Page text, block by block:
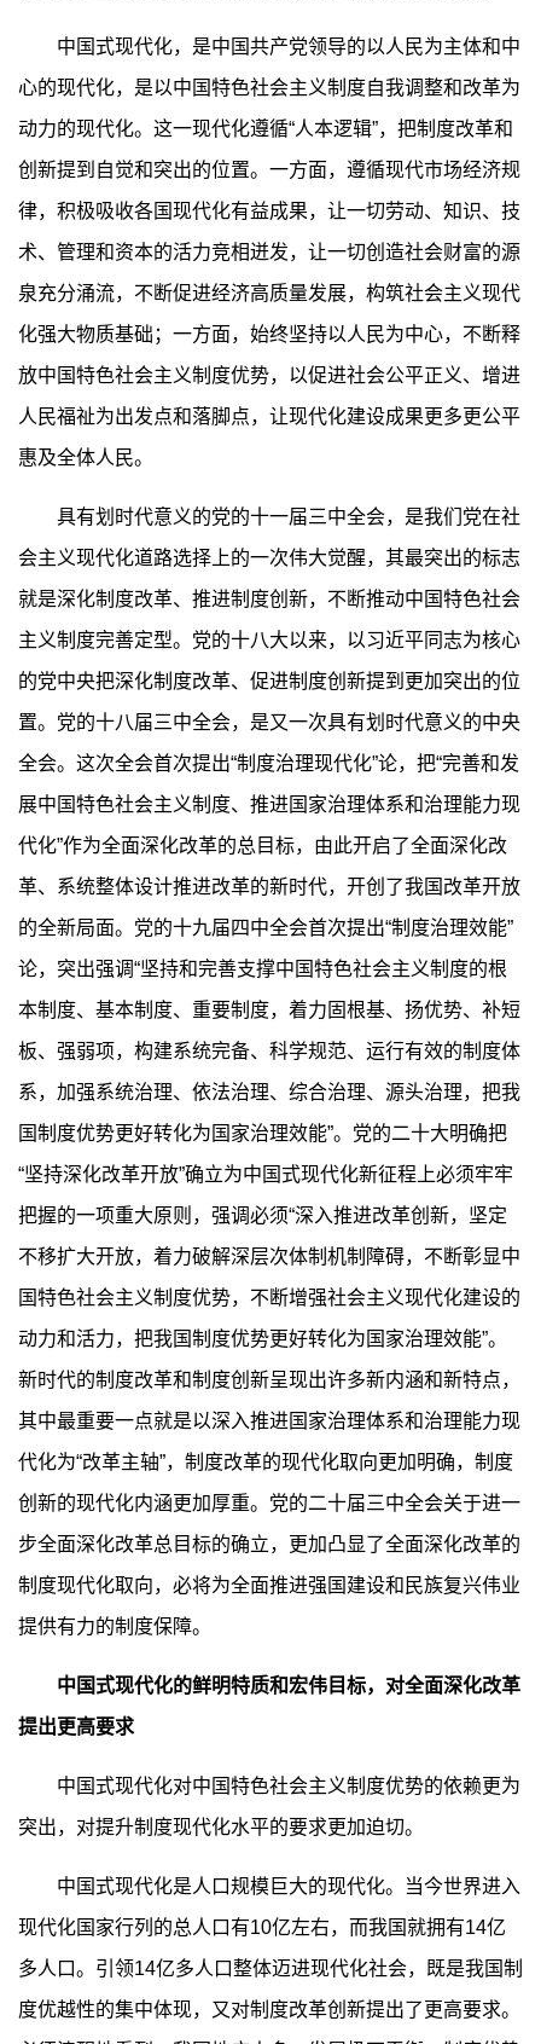
中国式现代化，是中国共产党领导的以人民为主体和中
心的现代化，是以中国特色社会主义制度自我调整和改革为
动力的现代化。这一现代化遵循“人本逻辑”，把制度改革和
创新提到自觉和突出的位置。一方面，遵循现代市场经济规
律，积极吸收各国现代化有益成果，让一切劳动、知识、技
术、管理和资本的活力竞相迸发，让一切创造社会财富的源
泉充分涌流，不断促进经济高质量发展，构筑社会主义现代
化强大物质基础；一方面，始终坚持以人民为中心，不断释
放中国特色社会主义制度优势，以促进社会公平正义、增进
人民福祉为出发点和落脚点，让现代化建设成果更多更公平
惠及全体人民。
具有划时代意义的党的十一届三中全会，是我们党在社
会主义现代化道路选择上的一次伟大觉醒，其最突出的标志
就是深化制度改革、推进制度创新，不断推动中国特色社会
主义制度完善定型。党的十八大以来，以习近平同志为核心
的党中央把深化制度改革、促进制度创新提到更加突出的位
置。党的十八届三中全会，是又一次具有划时代意义的中央
全会。这次全会首次提出“制度治理现代化”论，把“完善和发
展中国特色社会主义制度、推进国家治理体系和治理能力现
代化”作为全面深化改革的总目标，由此开启了全面深化改
革、系统整体设计推进改革的新时代，开创了我国改革开放
的全新局面。党的十九届四中全会首次提出“制度治理效能”
论，突出强调“坚持和完善支撑中国特色社会主义制度的根
本制度、基本制度、重要制度，着力固根基、扬优势、补短
板、强弱项，构建系统完备、科学规范、运行有效的制度体
系，加强系统治理、依法治理、综合治理、源头治理，把我
国制度优势更好转化为国家治理效能”。党的二十大明确把
“坚持深化改革开放”确立为中国式现代化新征程上必须牢牢
把握的一项重大原则，强调必须“深入推进改革创新，坚定
不移扩大开放，着力破解深层次体制机制障碍，不断彰显中
国特色社会主义制度优势，不断增强社会主义现代化建设的
动力和活力，把我国制度优势更好转化为国家治理效能”。
新时代的制度改革和制度创新呈现出许多新内涵和新特点，
其中最重要一点就是以深入推进国家治理体系和治理能力现
代化为“改革主轴”，制度改革的现代化取向更加明确，制度
创新的现代化内涵更加厚重。党的二十届三中全会关于进一
步全面深化改革总目标的确立，更加凸显了全面深化改革的
制度现代化取向，必将为全面推进强国建设和民族复兴伟业
提供有力的制度保障。
中国式现代化的鲜明特质和宏伟目标，对全面深化改革
提出更高要求
中国式现代化对中国特色社会主义制度优势的依赖更为
突出，对提升制度现代化水平的要求更加迫切。
中国式现代化是人口规模巨大的现代化。当今世界进入
现代化国家行列的总人口有10亿左右，而我国就拥有14亿
多人口。引领14亿多人口整体迈进现代化社会，既是我国制
度优越性的集中体现，又对制度改革创新提出了更高要求。